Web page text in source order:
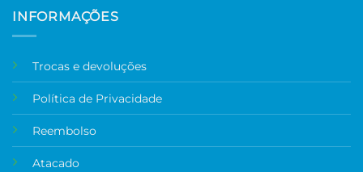
INFORMAÇÕES
Trocas e devoluções
Política de Privacidade
Reembolso
Atacado